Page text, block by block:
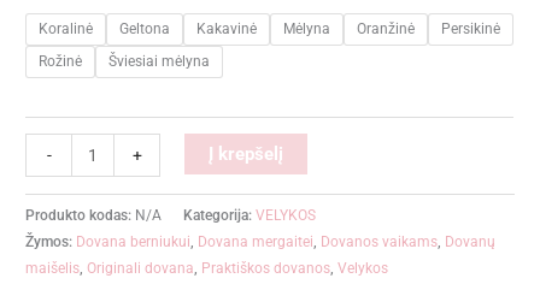
Koralinė Geltona Kakavinė Mėlyna Oranžinė
Persikinė
Rožinė
Šviesiai mėlyna
- + Į krepšelį
Produkto kodas: N/A Kategorija:VELYKOS
Žymos: Dovana berniukui, Dovana mergaitei, Dovanos vaikams, Dovanų
maišelis, Originali dovana, Praktiškos dovanos,Velykos